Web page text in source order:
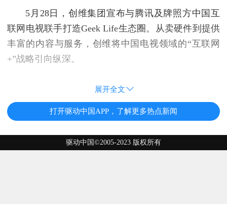
5月28日，创维集团宣布与腾讯及牌照方中国互
联网电视联手打造Geek Life生态圈。从卖硬件到提供
丰富的内容与服务，创维将中国电视领域的“互联网
+”战略引向纵深。
展开全文
打开驱动中国APP，了解更多热点新闻
驱动中国©2005-2023 版权所有